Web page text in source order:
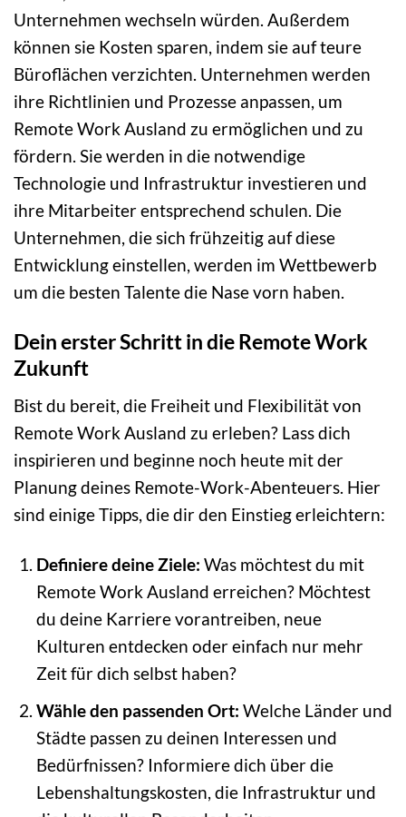
Unternehmen wechseln würden. Außerdem
können sie Kosten sparen, indem sie auf teure
Büroflächen verzichten. Unternehmen werden
ihre Richtlinien und Prozesse anpassen, um
Remote Work Ausland zu ermöglichen und zu
fördern. Sie werden in die notwendige
Technologie und Infrastruktur investieren und
ihre Mitarbeiter entsprechend schulen. Die
Unternehmen, die sich frühzeitig auf diese
Entwicklung einstellen, werden im Wettbewerb
um die besten Talente die Nase vorn haben.
Dein erster Schritt in die Remote Work
Zukunft
Bist du bereit, die Freiheit und Flexibilität von
Remote Work Ausland zu erleben? Lass dich
inspirieren und beginne noch heute mit der
Planung deines Remote-Work-Abenteuers. Hier
sind einige Tipps, die dir den Einstieg erleichtern:
Definiere deine Ziele: Was möchtest du mit
Remote Work Ausland erreichen? Möchtest
du deine Karriere vorantreiben, neue
Kulturen entdecken oder einfach nur mehr
Zeit für dich selbst haben?
Wähle den passenden Ort: Welche Länder und
Städte passen zu deinen Interessen und
Bedürfnissen? Informiere dich über die
Lebenshaltungskosten, die Infrastruktur und